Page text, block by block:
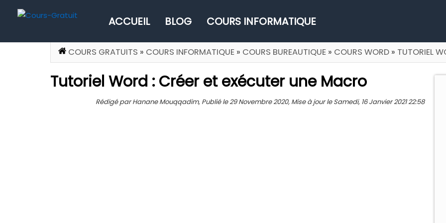
ACCUEIL BLOG COURS INFORMATIQUE
COURS GRATUITS » COURS INFORMATIQUE » COURS BUREAUTIQUE » COURS WORD » TUTORIEL
Tutoriel Word : Créer et exécuter une Macro
Rédigé par Hanane Mouqqadim, Publié le 29 Novembre 2020, Mise à jour le Samedi, 16 Janvier 2021 22:58